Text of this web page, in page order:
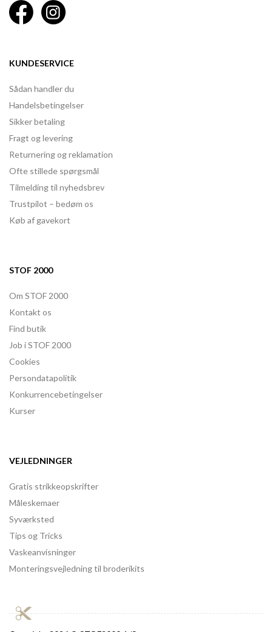
KUNDESERVICE
Sådan handler du
Handelsbetingelser
Sikker betaling
Fragt og levering
Returnering og reklamation
Ofte stillede spørgsmål
Tilmelding til nyhedsbrev
Trustpilot – bedøm os
Køb af gavekort
STOF 2000
Om STOF 2000
Kontakt os
Find butik
Job i STOF 2000
Cookies
Persondatapolitik
Konkurrencebetingelser
Kurser
VEJLEDNINGER
Gratis strikkeopskrifter
Måleskemaer
Syværksted
Tips og Tricks
Vaskeanvisninger
Monteringsvejledning til broderikits